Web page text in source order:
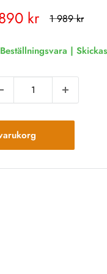
kr Rekommenderat
1 989 kr
Beställningsvara |